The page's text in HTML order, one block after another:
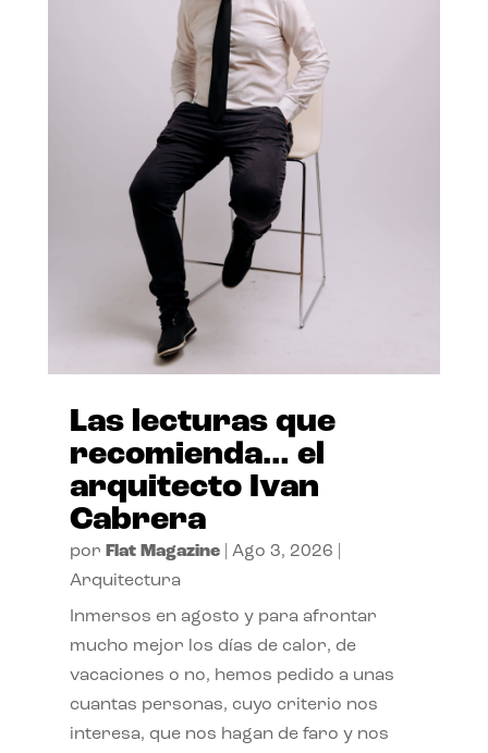
Las lecturas que
recomienda… el
arquitecto Ivan
Cabrera
por Flat Magazine| Ago 3, 2026
Arquitectura
Inmersos en agosto y para afrontar
mucho mejor los días de calor, de
vacaciones o no, hemos pedido a unas
cuantas personas, cuyo criterio nos
interesa, que nos hagan de faro y nos